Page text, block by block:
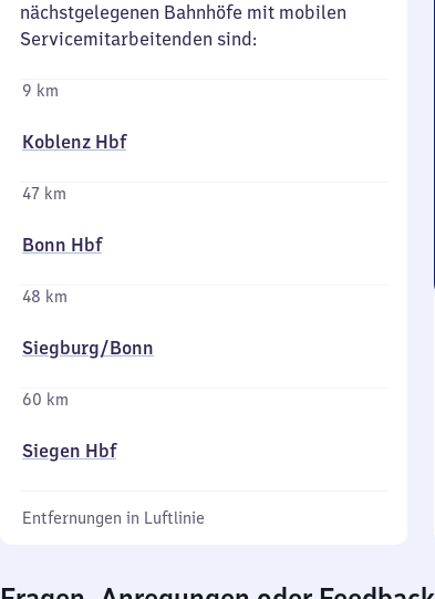
nächstgelegenen Bahnhöfe mit mobilen
Servicemitarbeitenden sind:
9 km
Koblenz Hbf
47 km
Bonn Hbf
48 km
Siegburg/​Bonn
60 km
Siegen Hbf
Entfernungen in Luftlinie